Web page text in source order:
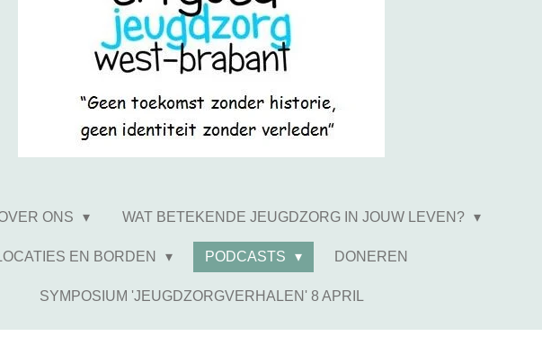
ONS WAT BETEKENDE JEUGDZORG IN JOUW LEVEN?
EN BORDEN PODCASTS DONEREN
SYMPOSIUM 'JEUGDZORGVERHALEN' 8 APRIL